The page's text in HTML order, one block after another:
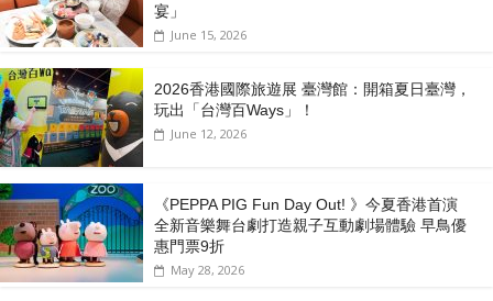
宴」
June 15, 2026
2026香港國際旅遊展 臺灣館：開箱夏日臺灣，
玩出「台灣百Ways」！
June 12, 2026
《PEPPA PIG Fun Day Out! 》今夏香港首演
全新音樂舞台劇打造親子互動劇場體驗 早鳥優
惠門票9折
May 28, 2026